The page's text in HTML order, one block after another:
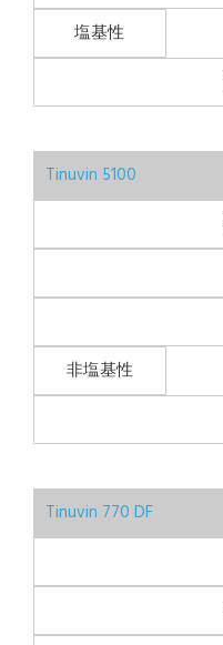
塩基性
Tinuvin 5100
非塩基性
Tinuvin 770 DF